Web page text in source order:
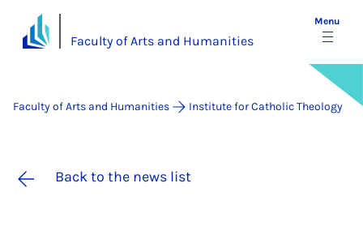
Faculty of Arts and Humanities
Menu
Faculty of Arts and Humanities Institute for Catholic Theology
Back to the news list